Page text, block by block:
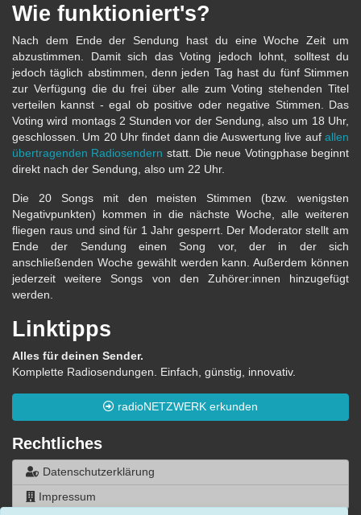
Wie funktioniert's?
Nach dem Ende der Sendung hast du eine Woche Zeit um
abzustimmen. Damit sich das Voting jedoch lohnt, solltest du
jedoch täglich abstimmen, denn jeden Tag hast du fünf Stimmen
zur Verfügung die du frei über alle zum Voting stehenden Titel
verteilen kannst - egal ob positive oder negative Stimmen. Das
Voting wird montags 2 Stunden vor der Sendung, also um 18 Uhr,
geschlossen. Um 20 Uhr findet dann die Auswertung live auf allen
übertragenden Radiosendern statt. Die neue Votingphase beginnt
direkt nach der Sendung, also um 22 Uhr.
Die 20 Songs mit den meisten Stimmen (bzw. wenigsten
Negativpunkten) kommen in die nächste Woche, alle weiteren
fliegen raus und sind für 1 Jahr gesperrt. Der Moderator stellt am
Ende der Sendung einen Song vor, der in der sich
anschließenden Woche gewählt werden kann. Außerdem können
jederzeit weitere Songs von den Zuhörer:innen hinzugefügt
werden.
Linktipps
Alles für deinen Sender.
Komplette Radiosendungen. Einfach, günstig, innovativ.
radioNETZWERK erkunden
Rechtliches
Datenschutzerklärung
Impressum